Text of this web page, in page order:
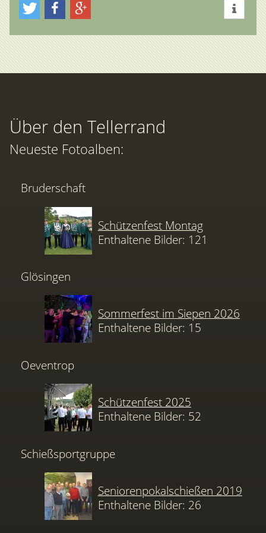
Über den Tellerrand
Neueste Fotoalben:
Bruderschaft
Schützenfest Montag
Enthaltene Bilder: 121
Glösingen
Sommerfest im Siepen 2026
Enthaltene Bilder: 15
Oeventrop
Schützenfest 2025
Enthaltene Bilder: 52
Schießsportgruppe
Seniorenpokalschießen 2019
Enthaltene Bilder: 26